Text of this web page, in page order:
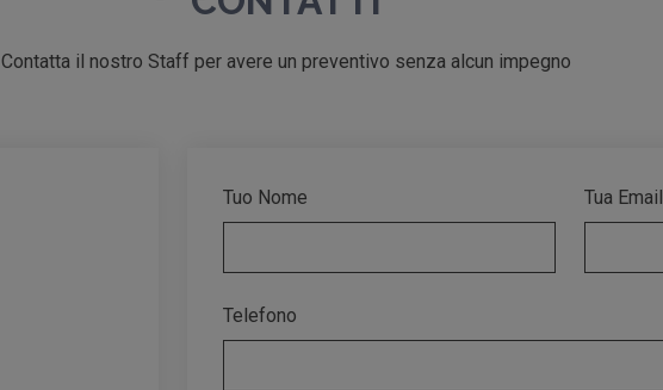
Contatta il nostro Staff per avere un preventivo senza alcun impegno
Tuo Nome Tua Email
Telefono